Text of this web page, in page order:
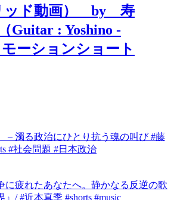
ッド動画） by 寿
: Yoshino -
ーションショート
– 濁る政治にひとり抗う魂の叫び #藤
#社会問題 #日本政治
に疲れたあなたへ。静かなる反逆の歌
』/ #近本真季 #shorts #music